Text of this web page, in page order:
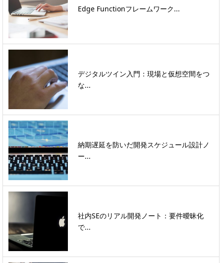
Edge Functionフレームワーク...
デジタルツイン入門：現場と仮想空間をつ
な...
納期遅延を防いだ開発スケジュール設計ノ
ー...
社内SEのリアル開発ノート：要件曖昧化
で...